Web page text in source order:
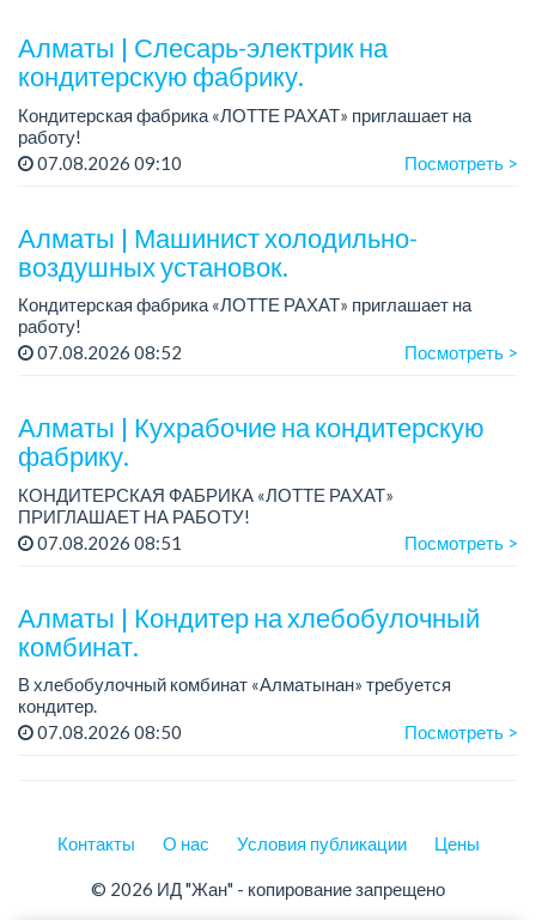
Алматы | Слесарь-электрик на
кондитерскую фабрику.
Кондитерская фабрика «ЛОТТЕ РАХАТ» приглашает на
работу!
График работы: сменный.
07.08.2026 09:10 Посмотреть >
Алматы | Машинист холодильно-
воздушных установок.
Кондитерская фабрика «ЛОТТЕ РАХАТ» приглашает на
работу!
Зарплата: от 293 099 до 390 328 тенге.
07.08.2026 08:52 Посмотреть >
Алматы | Кухрабочие на кондитерскую
фабрику.
КОНДИТЕРСКАЯ ФАБРИКА «ЛОТТЕ РАХАТ»
ПРИГЛАШАЕТ НА РАБОТУ!
Зарплата: от 120 000 до 180 000 тенге.
07.08.2026 08:51 Посмотреть >
Алматы | Кондитер на хлебобулочный
комбинат.
В хлебобулочный комбинат «Алматынан» требуется
кондитер.
Зарплата: 200 000 тенге на руки.
График работы: 4/3, с 09.00 до 18.00. Дополнительный
07.08.2026 08:50 Посмотреть >
Контакты О нас Условия публикации Цены
© 2026 ИД "Жан" - копирование запрещено